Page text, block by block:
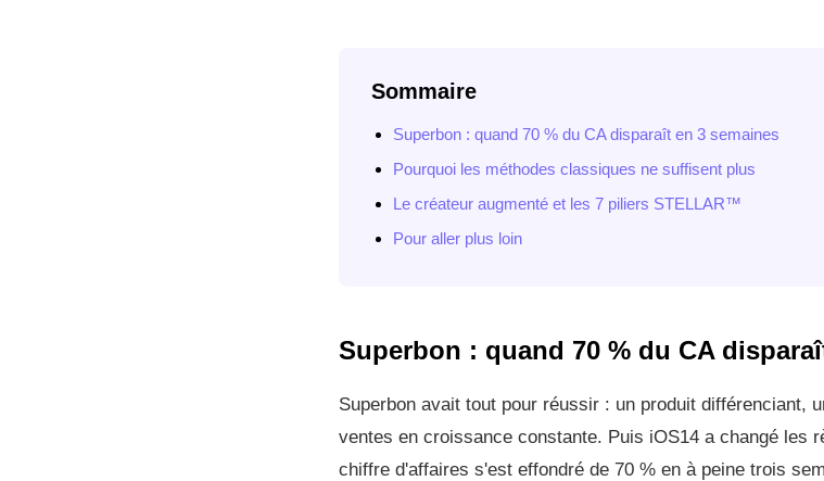
Sommaire
Superbon : quand 70 % du CA disparaît en 3 semaines
Pourquoi les méthodes classiques ne suffisent plus
Le créateur augmenté et les 7 piliers STELLAR™
Pour aller plus loin
Superbon : quand 70 % du CA
Superbon avait tout pour réussir : un produit différenciant,
ventes en croissance constante. Puis iOS14 a changé les
chiffre d'affaires s'est effondré de 70 % en à peine trois